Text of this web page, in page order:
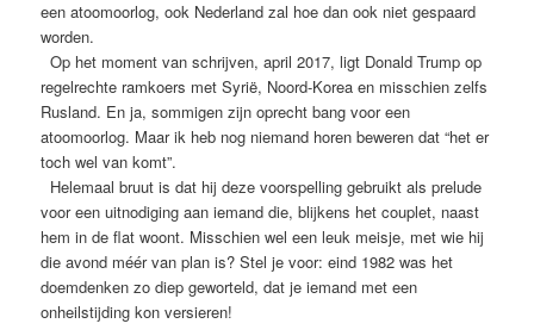
een atoomoorlog, ook Nederland zal hoe dan ook niet gespaard
worden.
Op het moment van schrijven, april 2017, ligt Donald Trump op
regelrechte ramkoers met Syrië, Noord-Korea en misschien zelfs
Rusland. En ja, sommigen zijn oprecht bang voor een
atoomoorlog. Maar ik heb nog niemand horen beweren dat “het er
toch wel van komt”.
Helemaal bruut is dat hij deze voorspelling gebruikt als prelude
voor een uitnodiging aan iemand die, blijkens het couplet, naast
hem in de flat woont. Misschien wel een leuk meisje, met wie hij
die avond méér van plan is? Stel je voor: eind 1982 was het
doemdenken zo diep geworteld, dat je iemand met een
onheilstijding kon versieren!